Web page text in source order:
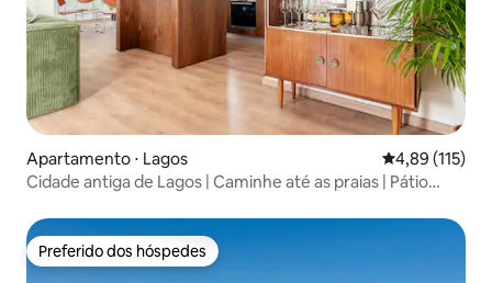
Apartamento ⋅ Lagos 4,89 de uma
4,89 (115)
Cidade antiga de Lagos | Caminhe até as praias | Pátio
Preferido dos hóspedes
Preferido dos hóspedes